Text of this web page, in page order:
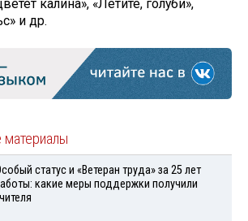
калина», «Летите, голуби»,
и др.
статус и «Ветеран труда» за 25 лет
какие меры поддержки получили